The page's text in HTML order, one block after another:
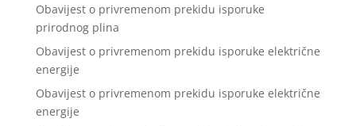
Obavijest o privremenom prekidu isporuke
prirodnog plina
Obavijest o privremenom prekidu isporuke električne
energije
Obavijest o privremenom prekidu isporuke električne
energije